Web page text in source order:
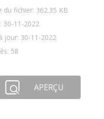
du fichier: 362.35 KB
30-11-2022
jour: 30-11-2022
58
APERÇU